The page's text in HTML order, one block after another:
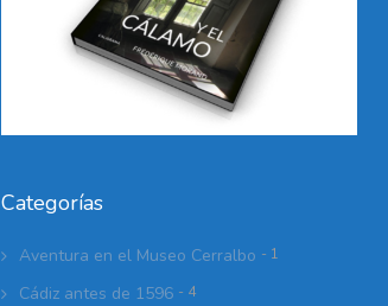
Categorías
Aventura en el Museo Cerralbo - 1
Cádiz antes de 1596 - 4